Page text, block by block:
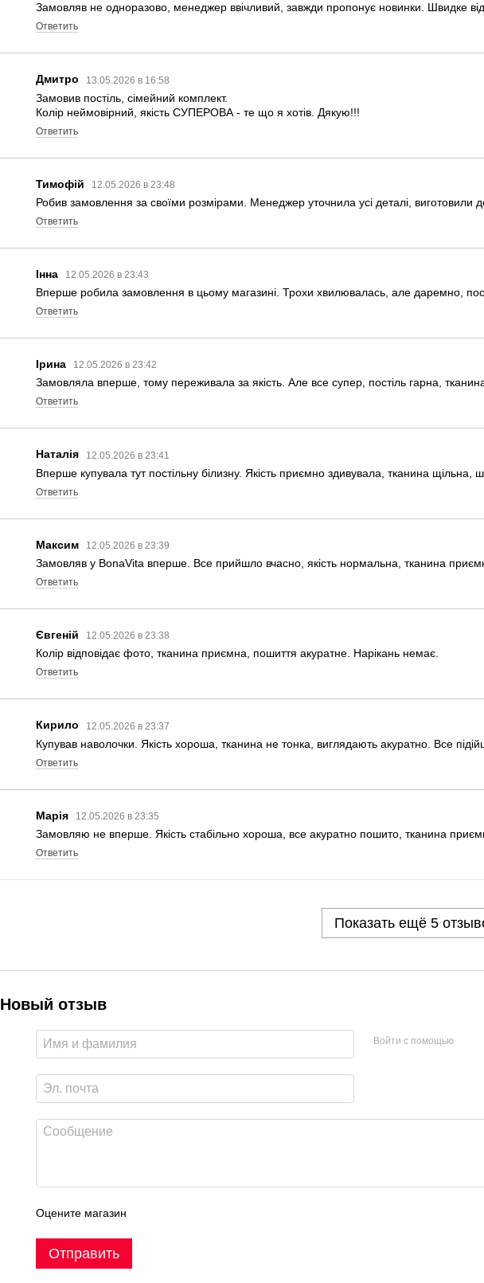
Замовляв не одноразово, менеджер ввічливий, завжди пропонує новинки. Швидке
Ответить
Дмитро 13.05.2026 в 16:58
Замовив постіль, сімейний комплект.
Колір неймовірний, якість СУПЕРОВА - те що я хотів. Дякую!!!
Ответить
Тимофій 12.05.2026 в 23:48
Робив замовлення за своїми розмірами. Менеджер уточнила усі деталі, виготовили
Ответить
Інна 12.05.2026 в 23:43
Вперше робила замовлення в цьому магазині. Трохи хвилювалась, але даремно,
Ответить
Ірина 12.05.2026 в 23:42
Замовляла вперше, тому переживала за якість. Але все супер, постіль гарна,
Ответить
Наталія 12.05.2026 в 23:41
Вперше купувала тут постільну білизну. Якість приємно здивувала, тканина щільна,
Ответить
Максим 12.05.2026 в 23:39
Замовляв у BonaVita вперше. Все прийшло вчасно, якість нормальна, тканина
Ответить
Євгеній 12.05.2026 в 23:38
Колір відповідає фото, тканина приємна, пошиття акуратне. Нарікань немає.
Ответить
Кирило 12.05.2026 в 23:37
Купував наволочки. Якість хороша, тканина не тонка, виглядають акуратно. Все
Ответить
Марія 12.05.2026 в 23:35
Замовляю не вперше. Якість стабільно хороша, все акуратно пошито, тканина
Ответить
Показать ещё 5
Новый отзыв
Войти с помощью
Оцените магазин
Отправить